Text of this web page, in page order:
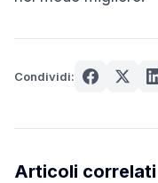
Condividi:
Articoli correlati